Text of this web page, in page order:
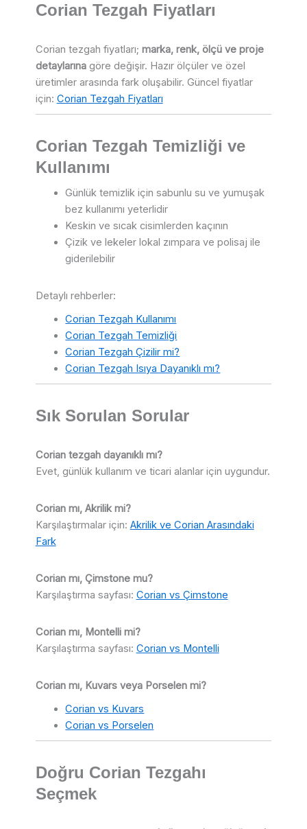
Corian Tezgah Fiyatları
Corian tezgah fiyatları; marka, renk, ölçü ve proje
detaylarınagöre değişir. Hazır ölçüler ve özel
üretimler arasında fark oluşabilir. Güncel fiyatlar
için: Corian Tezgah Fiyatları
Corian Tezgah Temizliği ve
Kullanımı
Günlük temizlik için sabunlu su ve yumuşak
bez kullanımı yeterlidir
Keskin ve sıcak cisimlerden kaçının
Çizik ve lekeler lokal zımpara ve polisaj ile
giderilebilir
Detaylı rehberler:
Corian Tezgah Kullanımı
Corian Tezgah Temizliği
Corian Tezgah Çizilir mi?
Corian Tezgah Isıya Dayanıklı mı?
Sık Sorulan Sorular
Corian tezgah dayanıklı mı?
Evet, günlük kullanım ve ticari alanlar için uygundur.
Corian mı, Akrilik mi?
Karşılaştırmalar için: Akrilik ve Corian Arasındaki
Fark
Corian mı, Çimstone mu?
Karşılaştırma sayfası: Corian vs Çimstone
Corian mı, Montelli mi?
Karşılaştırma sayfası: Corian vs Montelli
Corian mı, Kuvars veya Porselen mi?
Corian vs Kuvars
Corian vs Porselen
Doğru Corian Tezgahı
Seçmek